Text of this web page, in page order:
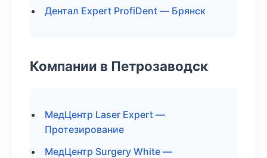
Дентал Expert ProfiDent — Брянск
Компании в Петрозаводск
МедЦентр Laser Expert —
Протезирование
МедЦентр Surgery White —